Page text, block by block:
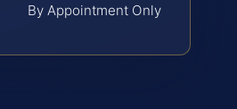
By Appointment Only